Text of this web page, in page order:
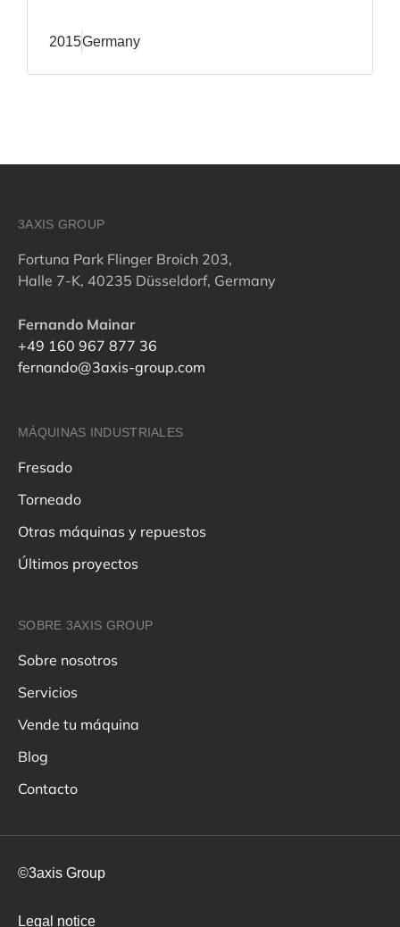
2015Germany
3AXIS GROUP
Fortuna Park Flinger Broich 203,
Halle 7-K, 40235 Düsseldorf, Germany
Fernando Mainar
+49 160 967 877 36
fernando@3axis-group.com
MÁQUINAS INDUSTRIALES
Fresado
Torneado
Otras máquinas y repuestos
Últimos proyectos
SOBRE 3AXIS GROUP
Sobre nosotros
Servicios
Vende tu máquina
Blog
Contacto
©3axis Group
Legal notice